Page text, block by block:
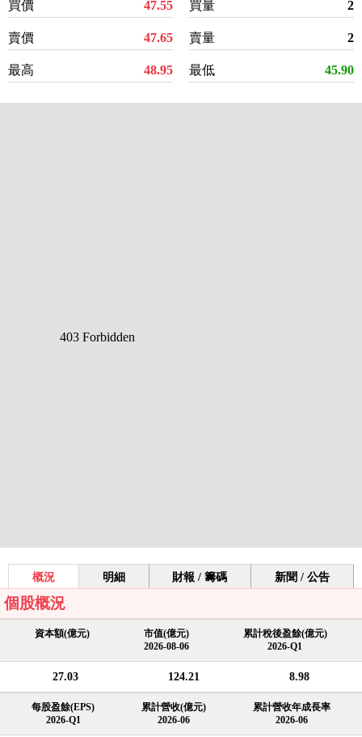
買價 47.55
賣價 47.65
最高 48.95
買量 2
賣量 2
最低 45.90
概況 明細 財報 / 籌碼 新聞 / 公告
個股概況
資本額(億元)
市值(億元)
2026-08-06
累計稅後盈餘(億元)
2026-Q1
27.03 124.21 8.98
每股盈餘(EPS)
2026-Q1
累計營收(億元)
2026-06
累計營收年成長率
2026-06